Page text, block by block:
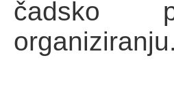
čadsko
organiziranju.